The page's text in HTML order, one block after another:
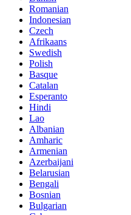
Romanian
Indonesian
Czech
Afrikaans
Swedish
Polish
Basque
Catalan
Esperanto
Hindi
Lao
Albanian
Amharic
Armenian
Azerbaijani
Belarusian
Bengali
Bosnian
Bulgarian